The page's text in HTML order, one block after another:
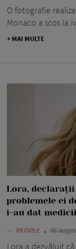
O fotografie
Monaco a scos la
+ MAI MULTE
Lora,
problemele ei
i-au dat medicii
— PEOPLE 06
Lora a dezvăluit